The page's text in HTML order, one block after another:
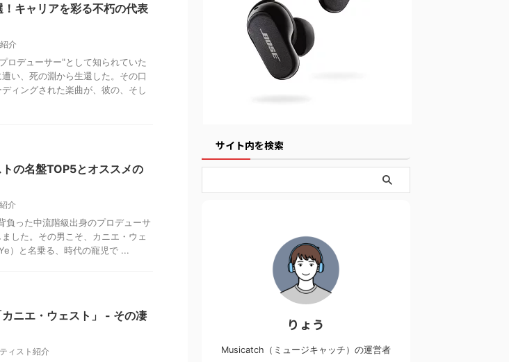
キャリアを彩る不朽の代表
介
ロデューサー"として知られていた
い、死の淵から生還した。その口
ィングされた楽曲が、彼の、そし
の名盤TOP5とオススメの
介
負った中流階級出身のプロデューサ
した。その男こそ、カニエ・ウェ
）と名乗る、時代の寵児で ...
ニエ・ウェスト」 - その凄
ィスト紹介
サイト内を検索
りょう
Musicatch（ミュージキャッチ）の運営者